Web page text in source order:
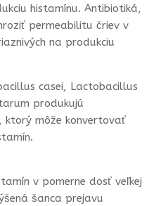
histamínu. Antibiotiká,
permeabilitu čriev v
na produkciu
casei, Lactobacillus
produkujú
ktorý môže konvertovať
v pomerne dosť veľkej
šanca prejavu